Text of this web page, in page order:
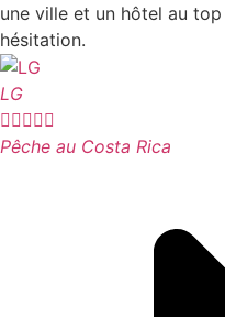
une ville et un hôtel au
hésitation.
LG

Pêche au Costa Rica